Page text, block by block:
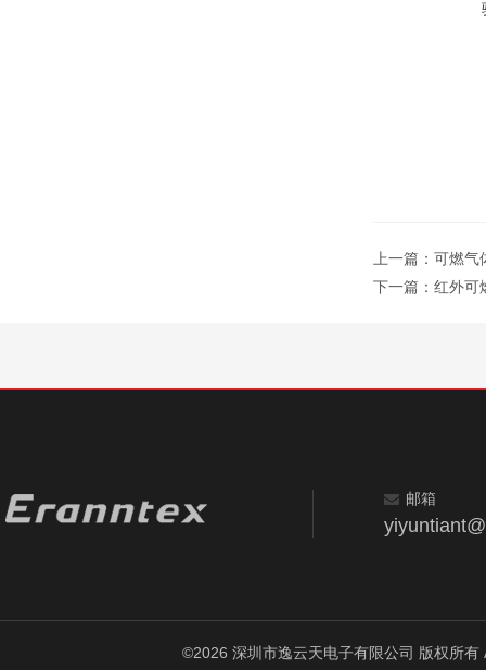
上一篇： 可燃气
下一篇： 红外可
邮箱
©2026 深圳市逸云天电子有限公司 版权所有